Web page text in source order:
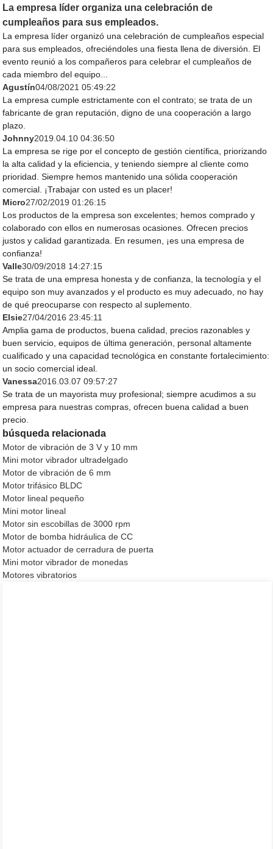
La empresa líder organiza una celebración de
cumpleaños para sus empleados.
La empresa líder organizó una celebración de cumpleaños especial
para sus empleados, ofreciéndoles una fiesta llena de diversión. El
evento reunió a los compañeros para celebrar el cumpleaños de
cada miembro del equipo...
Agustín04/08/2021 05:49:22
La empresa cumple estrictamente con el contrato; se trata de un
fabricante de gran reputación, digno de una cooperación a largo
plazo.
Johnny2019.04.10 04:36:50
La empresa se rige por el concepto de gestión científica, priorizando
la alta calidad y la eficiencia, y teniendo siempre al cliente como
prioridad. Siempre hemos mantenido una sólida cooperación
comercial. ¡Trabajar con usted es un placer!
Micro27/02/2019 01:26:15
Los productos de la empresa son excelentes; hemos comprado y
colaborado con ellos en numerosas ocasiones. Ofrecen precios
justos y calidad garantizada. En resumen, ¡es una empresa de
confianza!
Valle30/09/2018 14:27:15
Se trata de una empresa honesta y de confianza, la tecnología y el
equipo son muy avanzados y el producto es muy adecuado, no hay
de qué preocuparse con respecto al suplemento.
Elsie27/04/2016 23:45:11
Amplia gama de productos, buena calidad, precios razonables y
buen servicio, equipos de última generación, personal altamente
cualificado y una capacidad tecnológica en constante fortalecimiento:
un socio comercial ideal.
Vanessa2016.03.07 09:57:27
Se trata de un mayorista muy profesional; siempre acudimos a su
empresa para nuestras compras, ofrecen buena calidad a buen
precio.
búsqueda relacionada
Motor de vibración de 3 V y 10 mm
Mini motor vibrador ultradelgado
Motor de vibración de 6 mm
Motor trifásico BLDC
Motor lineal pequeño
Mini motor lineal
Motor sin escobillas de 3000 rpm
Motor de bomba hidráulica de CC
Motor actuador de cerradura de puerta
Mini motor vibrador de monedas
Motores vibratorios